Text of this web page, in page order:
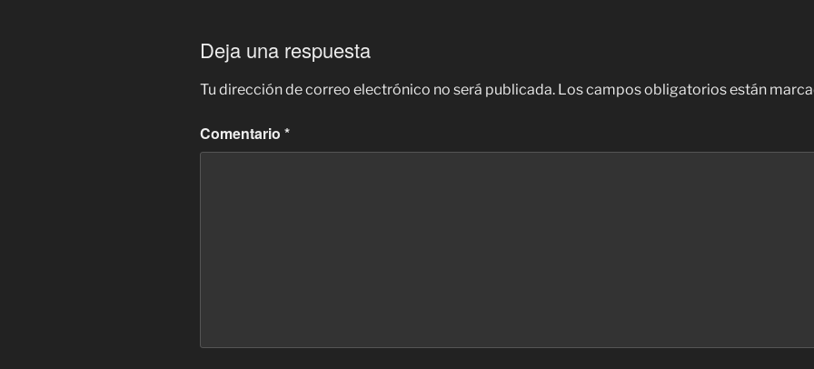
Deja una respuesta
Tu dirección de correo electrónico no será publicada. Los campos obligatorios están
Comentario *